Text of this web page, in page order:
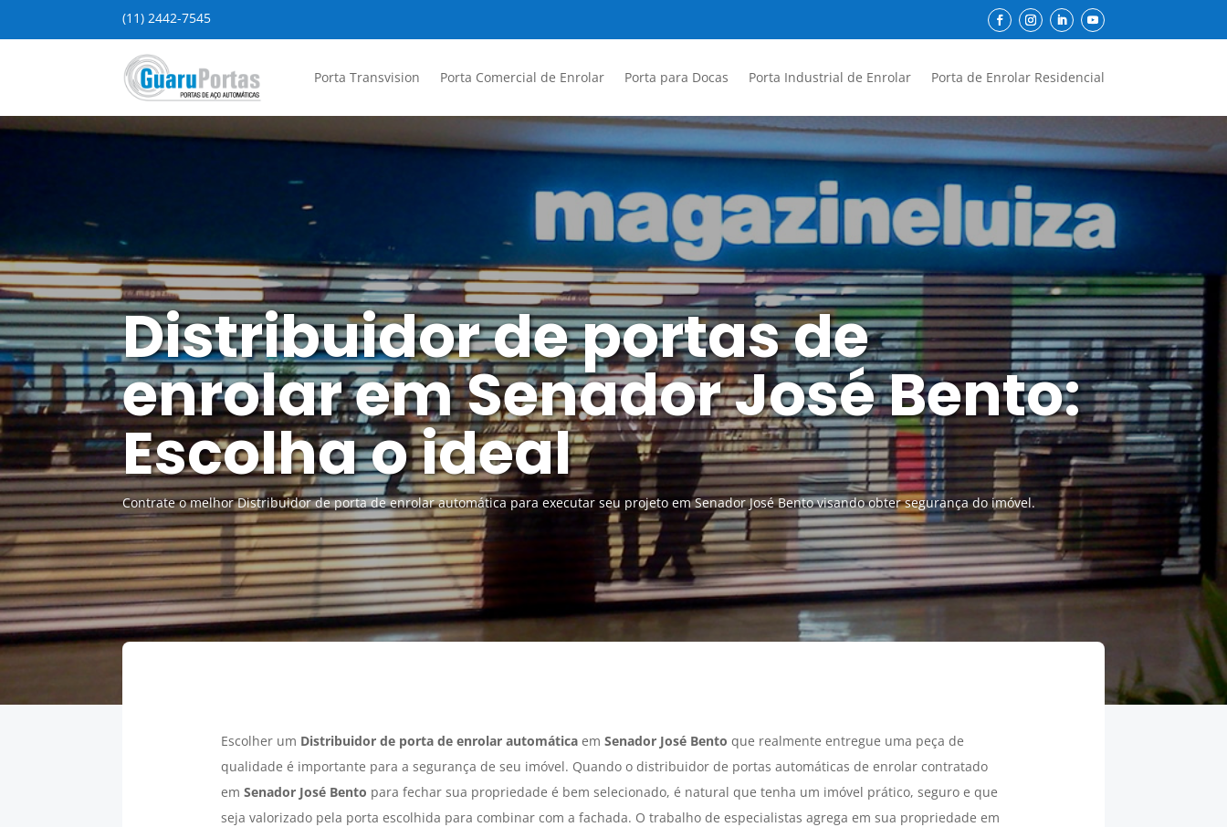
(11) 2442-7545
Porta Transvision Porta Comercial de Enrolar Porta para Docas Porta Industrial de Enrolar Porta de Enrolar Residencial
Distribuidor de portas de
enrolar em Senador José Bento:
Escolha o ideal
Contrate o melhor Distribuidor de porta de enrolar automática para executar seu projeto em Senador José Bento visando obter segurança do imóvel.
Escolher um Distribuidor de porta de enrolar automáticaem Senador José Bento que realmente entregue uma peça de
qualidade é importante para a segurança de seu imóvel. Quando o distribuidor de portas automáticas de enrolar contratado
em Senador José Bento para fechar sua propriedade é bem selecionado, é natural que tenha um imóvel prático, seguro e que
seja valorizado pela porta escolhida para combinar com a fachada. O trabalho de especialistas agrega em sua propriedade em